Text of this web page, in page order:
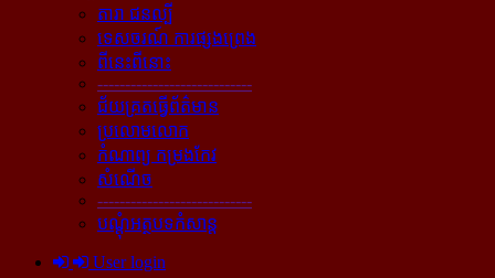
តារា ជនល្បី
ទេសចរណ៍ ការផ្សងព្រេង
ពីនេះពីនោះ
----------------------------
ជ័យគ្រតធ្វើព័ត៌មាន
ប្រលោមលោក
កំណាព្យ កម្រងកែវ
សំណើច
----------------------------
បណ្ដុំអត្ថបទកំសាន្ដ
User login